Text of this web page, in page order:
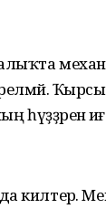
килтерә.